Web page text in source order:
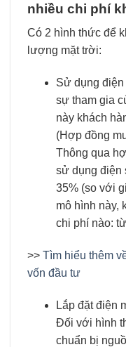
nhiều chi phí
Có 2 hình thức để
lượng mặt trời:
Sử dụng
sự tham gia
này khách
(Hợp đồng
Thông qua
sử dụng điện
35% (so với
mô hình này,
chi phí nào:
>> Tìm hiểu thêm
vốn đầu tư
Lắp đặt điện
Đối với hình
chuẩn bị